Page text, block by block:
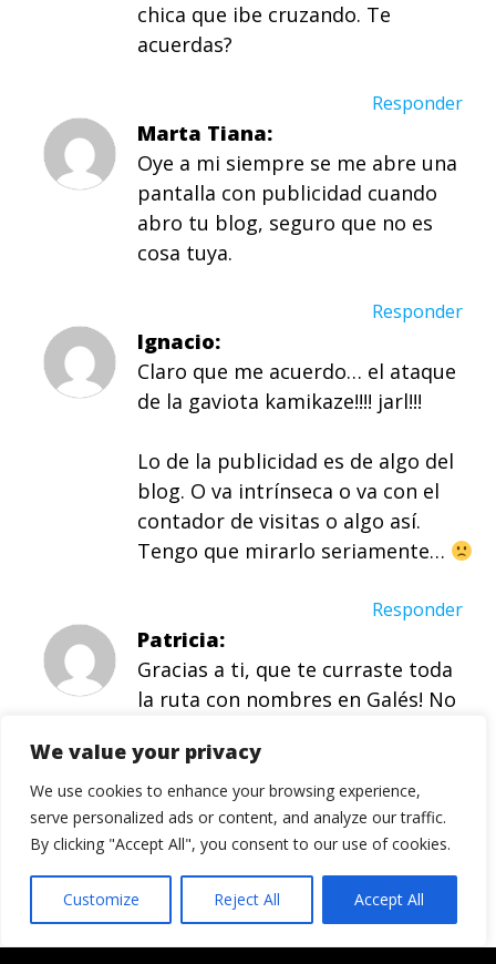
We value your privacy
We use cookies to enhance your browsing experience,
serve personalized ads or content, and analyze our traffic.
By clicking "Accept All", you consent to our use of cookies.
Customize Reject All Accept All
chica que ibe cruzando. Te
acuerdas?
Responder
Marta Tiana
Oye a mi siempre se me abre una
pantalla con publicidad cuando
abro tu blog, seguro que no es
cosa tuya.
Responder
Ignacio
Claro que me acuerdo… el ataque
de la gaviota kamikaze!!!! jarl!!!
Lo de la publicidad es de algo del
blog. O va intrínseca o va con el
contador de visitas o algo así.
Tengo que mirarlo seriamente…
Responder
Patricia
Gracias a ti, que te curraste toda
la ruta con nombres en Galés! No
ninguno de los sitios donde
estuvimos (excepto Moria(h) – ja,
ja!)! Creo que hice bien quedando
me junto al calefactor del coche en
ese ultimo paseo; pero al menos
no me perdi el momento «gaviota